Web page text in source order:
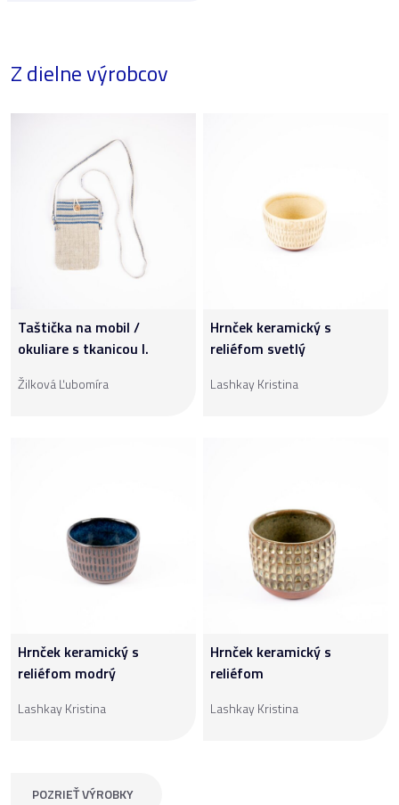
Z dielne výrobcov
Taštička na mobil /
okuliare s tkanicou I.
Žilková Ľubomíra
Hrnček keramický s
reliéfom svetlý
Lashkay Kristina
Hrnček keramický s
reliéfom modrý
Lashkay Kristina
Hrnček keramický s
reliéfom
Lashkay Kristina
POZRIEŤ VÝROBKY